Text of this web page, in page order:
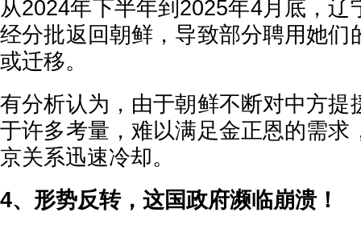
从2024年下半年到2025年4月底，辽
经分批返回朝鲜，导致部分聘用她们
或迁移。
有分析认为，由于朝鲜不断对中方提
于许多考量，难以满足金正恩的需求
京关系迅速冷却。
4、形势反转，这国政府濒临崩溃！